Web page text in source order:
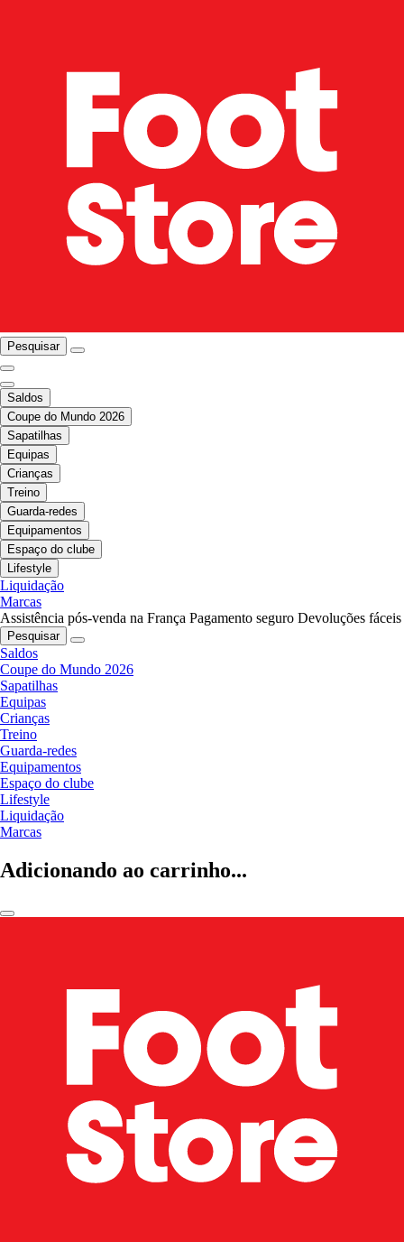
Pesquisar
Saldos
Coupe do Mundo 2026
Sapatilhas
Equipas
Crianças
Treino
Guarda-redes
Equipamentos
Espaço do clube
Lifestyle
Liquidação
Marcas
Assistência pós-venda na França Pagamento seguro Devoluções fáceis
Pesquisar
Saldos
Coupe do Mundo 2026
Sapatilhas
Equipas
Crianças
Treino
Guarda-redes
Equipamentos
Espaço do clube
Lifestyle
Liquidação
Marcas
Adicionando ao carrinho...